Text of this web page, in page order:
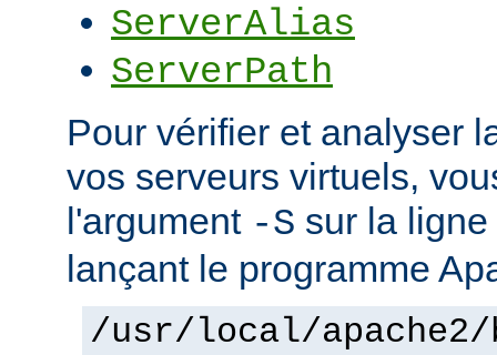
ServerAlias
ServerPath
Pour vérifier et analyser
vos serveurs virtuels,
l'argument -S sur la
lançant le programme
/usr/local/